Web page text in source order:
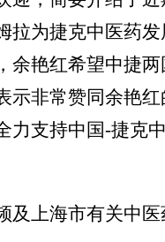
为捷克中医药
艳红希望中捷
非常赞同余艳
支持中国-捷克
海市有关中医